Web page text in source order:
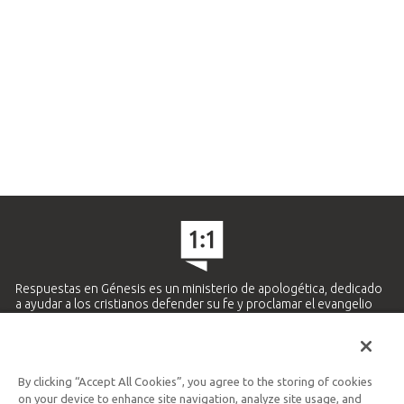
Respuestas en Génesis es un ministerio de apologética, dedicado
a ayudar a los cristianos defender su fe y proclamar el evangelio
Ministerio Hispano y Latinoamericano
By clicking “Accept All Cookies”, you agree to the storing of cookies
on your device to enhance site navigation, analyze site usage, and